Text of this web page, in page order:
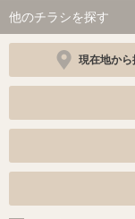
他のチラシを探す
現在地から